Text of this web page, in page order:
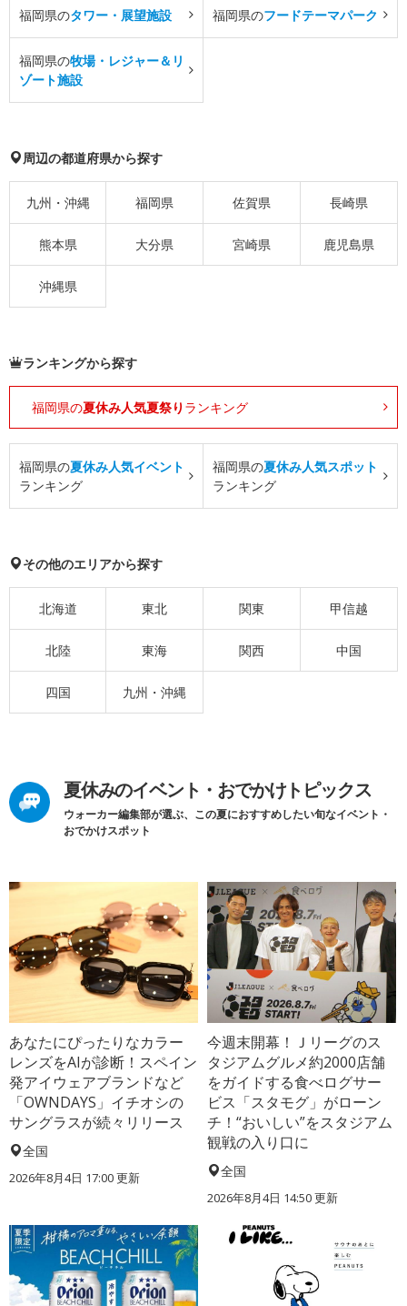
福岡県のタワー・展望施設 福岡県のフードテーマパーク
福岡県の牧場・レジャー＆リ
ゾート施設
周辺の都道府県から探す
九州・沖縄 福岡県 佐賀県 長崎県
熊本県 大分県 宮崎県 鹿児島県
沖縄県
ランキングから探す
福岡県の夏休み人気夏祭り ランキング
福岡県の夏休み人気イベント
ランキング
福岡県の夏休み人気スポット
ランキング
その他のエリアから探す
北海道 東北 関東 甲信越
北陸 東海 関西 中国
四国 九州・沖縄
夏休みのイベント・おでかけトピックス
ウォーカー編集部が選ぶ、この夏におすすめしたい旬なイベント・
おでかけスポット
あなたにぴったりなカラー
レンズをAIが診断！スペイン
発アイウェアブランドなど
「OWNDAYS」イチオシの
サングラスが続々リリース
全国
2026年8月4日 17:00更新
今週末開幕！Ｊリーグのス
タジアムグルメ約2000店舗
をガイドする食べログサー
ビス「スタモグ」がローン
チ！“おいしい”をスタジアム
観戦の入り口に
全国
2026年8月4日 14:50更新